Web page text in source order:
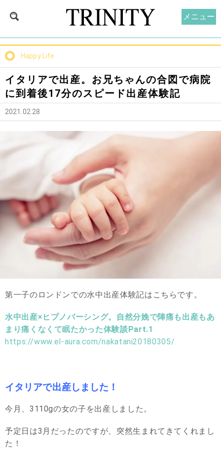
Happy Life
イタリアで出産。お兄ちゃんの合図で病院
に到着後17分のスピード出産体験記
2021.02.28
第一子のロンドンでの水中出産体験記はこちらです。
水中出産×ヒプノバーシング。自然分娩で陣痛も出産もあ
まり痛くなくて眠たかった体験談Part.1
https://www.el-aura.com/nakatani20180305/
イタリアで出産しました！
今月、3110gの女の子を出産しました。
予定日は3月だったのですが、突然生まれてきてくれまし
た！
メニュー